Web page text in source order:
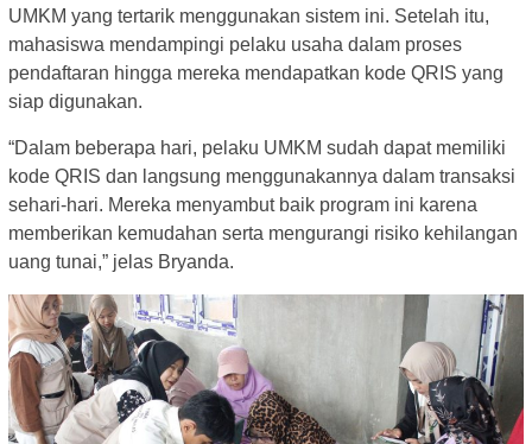
UMKM yang tertarik menggunakan sistem ini. Setelah itu,
mahasiswa mendampingi pelaku usaha dalam proses
pendaftaran hingga mereka mendapatkan kode QRIS yang
siap digunakan.
“Dalam beberapa hari, pelaku UMKM sudah dapat memiliki
kode QRIS dan langsung menggunakannya dalam transaksi
sehari-hari. Mereka menyambut baik program ini karena
memberikan kemudahan serta mengurangi risiko kehilangan
uang tunai,” jelas Bryanda.